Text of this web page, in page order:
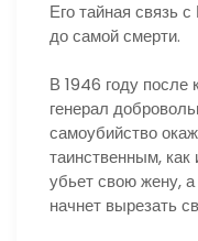
Его тайная связь
до самой смерти.
В 1946 году после
генерал
самоубийство
таинственным,
убьет свою жену,
начнет вырезать